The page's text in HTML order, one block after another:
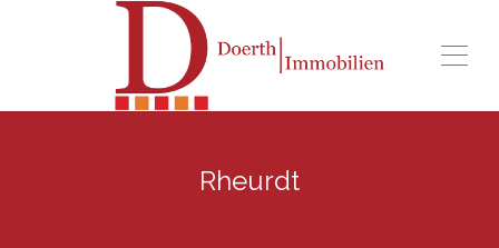
Rheurdt